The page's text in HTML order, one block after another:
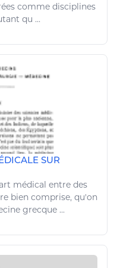
comme disciplines
qu ...
SUR
médical entre des
bien comprise, qu'on
grecque ...